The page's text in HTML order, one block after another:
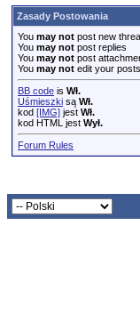
Zasady Postowania
You may not post new
You may not post replies
You may not post
You may not edit your posts
BB code is Wł.
Uśmieszki są Wł.
kod [IMG] jest Wł.
kod HTML jest Wył.
Forum Rules